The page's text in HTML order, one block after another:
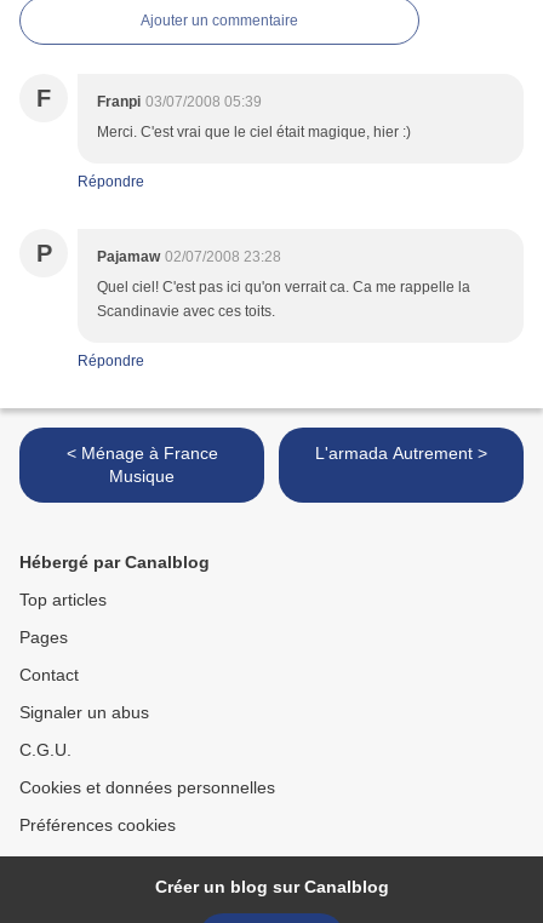
Ajouter un commentaire
F Franpi 03/07/2008 05:39
Merci. C'est vrai que le ciel était magique, hier :)
Répondre
P Pajamaw 02/07/2008 23:28
Quel ciel! C'est pas ici qu'on verrait ca. Ca me rappelle la
Scandinavie avec ces toits.
Répondre
< Ménage à France
Musique
L'armada Autrement >
Hébergé par Canalblog
Top articles
Pages
Contact
Signaler un abus
C.G.U.
Cookies et données personnelles
Préférences cookies
Créer un blog sur Canalblog